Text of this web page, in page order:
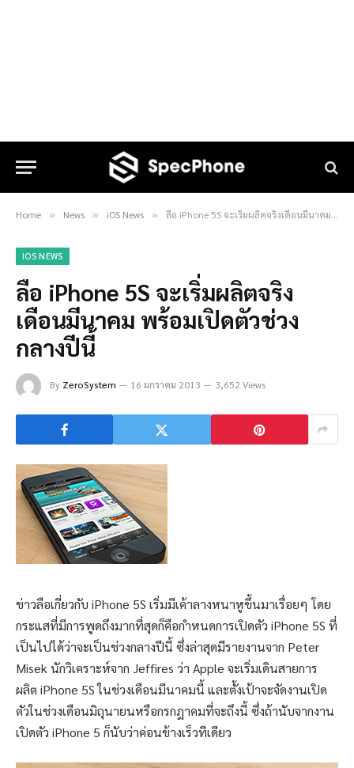
Home » News » iOS News » ลือ iPhone 5S จะเริ่มผลิตจริงเดือนมีนาคม พร้อมเปิดตัวช่วงกลางปีนี้
IOS NEWS
ลือ iPhone 5S จะเริ่มผลิตจริง
เดือนมีนาคม พร้อมเปิดตัวช่วง
กลางปีนี้
By ZeroSystem 16 มกราคม 2013 3,652 Views
ข่าวลือเกี่ยวกับ iPhone 5S เริ่มมีเค้าลางหนาหูขึ้นมาเรื่อยๆ โดย
กระแสที่มีการพูดถึงมากที่สุดก็คือกำหนดการเปิดตัว iPhone 5S ที่
เป็นไปได้ว่าจะเป็นช่วงกลางปีนี้ ซึ่งล่าสุดมีรายงานจาก Peter
Misek นักวิเคราะห์จาก Jeffires ว่า Apple จะเริ่มเดินสายการ
ผลิต iPhone 5S ในช่วงเดือนมีนาคมนี้ และตั้งเป้าจะจัดงานเปิด
ตัวในช่วงเดือนมิถุนายนหรือกรกฎาคมที่จะถึงนี้ ซึ่งถ้านับจากงาน
เปิดตัว iPhone 5 ก็นับว่าค่อนข้างเร็วทีเดียว